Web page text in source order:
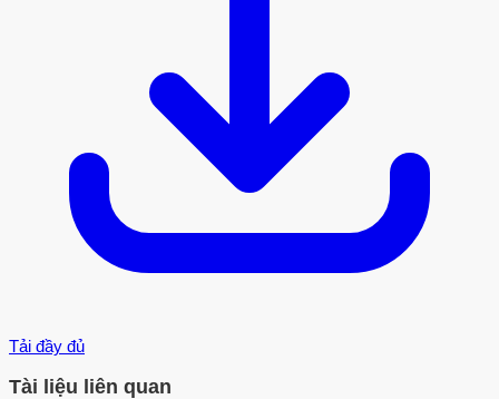
Tải đầy đủ
Tài liệu liên quan